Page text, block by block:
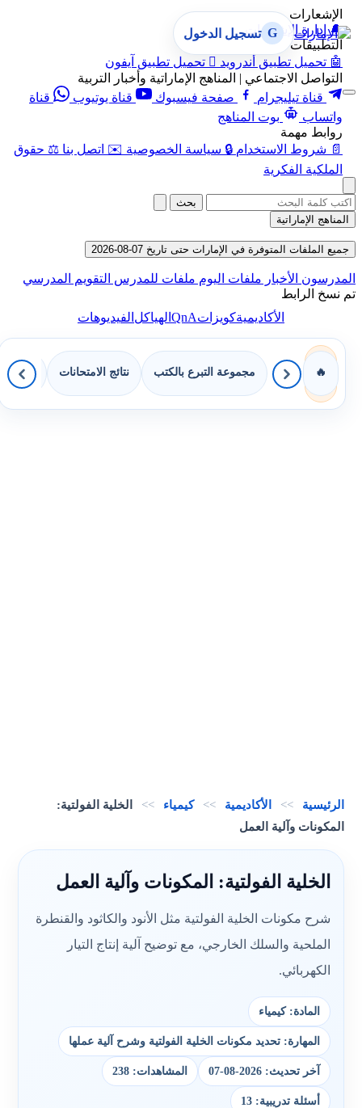
الإشعارات
🔔 إدارة الإشعارات
التطبيقات
🤖 تحميل تطبيق أندرويد  تحميل تطبيق آيفون
التواصل الاجتماعي | المناهج الإماراتية وأخبار التربية
قناة تيليجرام
صفحة فيسبوك قناة يوتيوب
قناة
واتساب
بوت المناهج
روابط مهمة
📄 شروط الاستخدام 🔒 سياسة الخصوصية ✉️ اتصل بنا ⚖️ حقوق
الملكية الفكرية
G تسجيل الدخول
بحث
المناهج الإماراتية
جميع الملفات المتوفرة في الإمارات حتى تاريخ 07-08-2026
المدرسون الأخبار ملفات اليوم ملفات للمدرس التقويم المدرسي
تم نسخ الرابط
الأكاديميةكويزاتQnAالهياكلالفيديوهات
🔥 مجموعة التبرع بالكتب نتائج الامتحانات
الرئيسية >> الأكاديمية >> كيمياء >>
الخلية الفولتية:
المكونات وآلية العمل
الخلية الفولتية: المكونات وآلية العمل
شرح مكونات الخلية الفولتية مثل الأنود والكاثود والقنطرة
الملحية والسلك الخارجي، مع توضيح آلية إنتاج التيار
الكهربائي.
المادة: كيمياء
المهارة: تحديد مكونات الخلية الفولتية وشرح آلية عملها
آخر تحديث: 2026-08-07 المشاهدات: 238
أسئلة تدريبية: 13